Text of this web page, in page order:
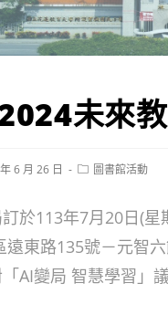
2024未來
6 月 26 日
Post圖書館活動
於113年7月20日(
遠東路135號－元智
AI變局 智慧學習」